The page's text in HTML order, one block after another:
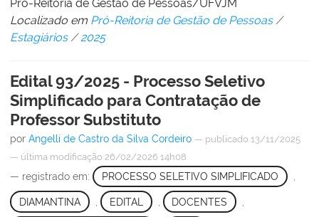
Pró-Reitoria de Gestão de Pessoas/UFVJM
Localizado em Pró-Reitoria de Gestão de Pessoas /
Estagiários /2025
Edital 93/2025 - Processo Seletivo
Simplificado para Contratação de
Professor Substituto
por Angelli de Castro da Silva Cordeiro — publicado 13/11/2025
— última modificação 26/02/2026 14h08
— registrado em: PROCESSO SELETIVO SIMPLIFICADO
DIAMANTINA EDITAL DOCENTES